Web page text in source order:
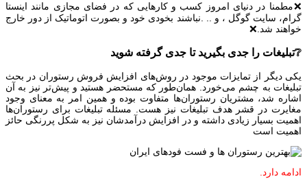
❌مطمنا در دنیای امروز کسب و کارهایی که در فضای مجازی مانند اینستا
گرام، سایت گوگل ، و .. .نباشند بخودی خود و بصورت اتوماتیک از دور خارج
خواهند شد.❌
❔تبلیغات را جدی بگیرید تا جدی گرفته شوید
یکی دیگر از تمایزات موجود در روش‌های افزایش فروش رستوران در بحث
تبلیغات به چشم می‌خورد. همان‌طور که مستحضر هستید و پیش‌تر نیز به آن
اشاره شد، مشتریان رستوران‌ها متفاوت بوده و همین امر به معنای وجود
مغایرت در قشر هدف تبلیغات نیز هست. مسئله تبلیغات برای رستوران‌ها
اهمیت بسیار زیادی داشته و در افزایش درآمدشان نیز به شکل پررنگی حائز
اهمیت است
ادامه دارد.